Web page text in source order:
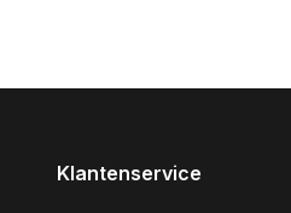
Klantenservice